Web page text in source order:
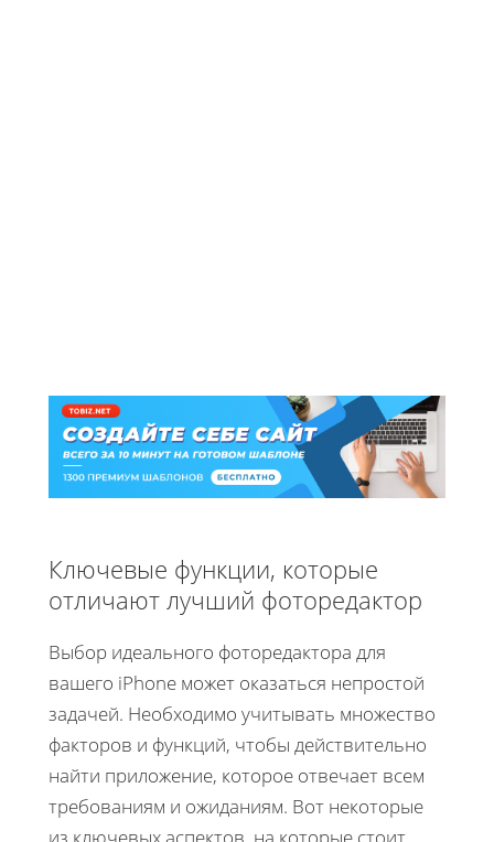
Ключевые функции, которые
отличают лучший фоторедактор
Выбор идеального фоторедактора для
вашего iPhone может оказаться непростой
задачей. Необходимо учитывать множество
факторов и функций, чтобы действительно
найти приложение, которое отвечает всем
требованиям и ожиданиям. Вот некоторые
из ключевых аспектов, на которые стоит